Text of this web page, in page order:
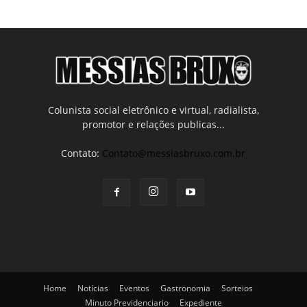
Colunista social eletrônico e virtual, radialista,
promotor e relações publicas...
Contato: Contato@messiasbruxo.com.br
Home Notícias Eventos Gastronomia
Sorteios
Minuto Previdenciario
Expediente